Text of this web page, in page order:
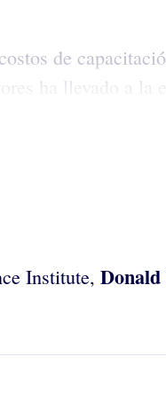
de
ha llevado a la
Institute,